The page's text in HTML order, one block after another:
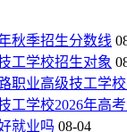
秋季招生分数线
工学校招生对象
职业高级技工学
工学校2026年高
就业吗 08-04